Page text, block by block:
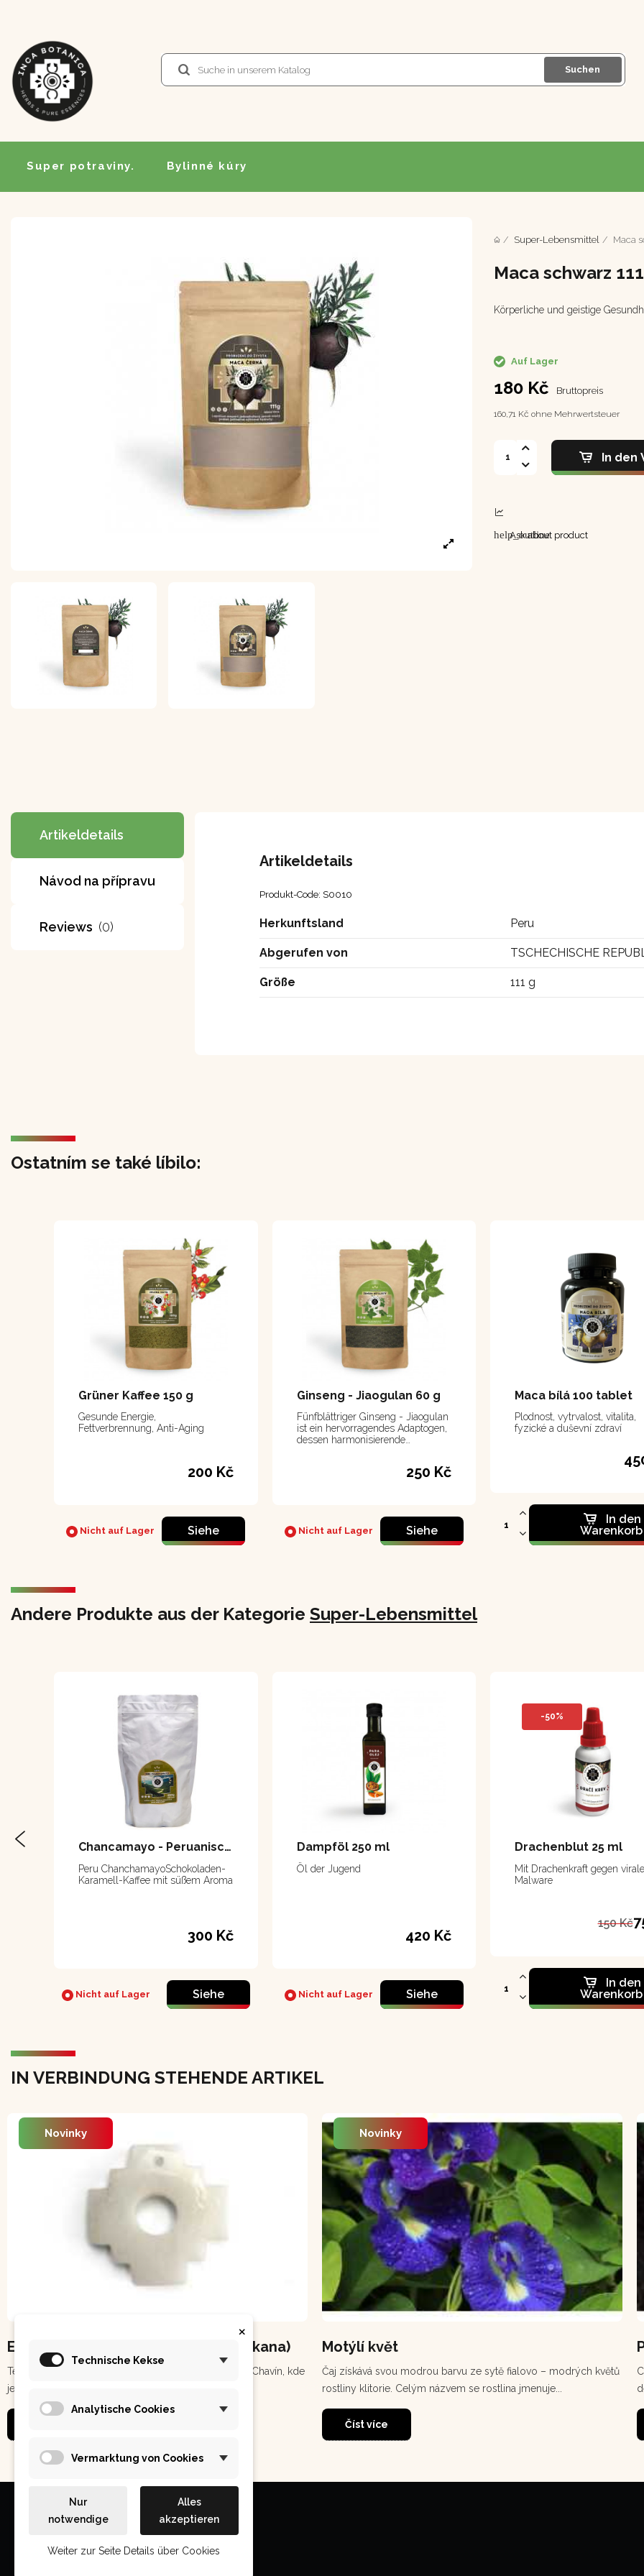
Suchen
Super potraviny. Bylinné kúry
Super-Lebensmittel Maca
Maca schwarz
Körperliche und geistige
Auf Lager
180 Kč Bruttopreis
160,71 Kč ohne Mehrwertsteuer
In den
help_outline
Ask about product
Artikeldetails
Návod na přípravu
Reviews (0)
Artikeldetails
Produkt-Code: S0010
Herkunftsland Peru
Abgerufen von TSCHECHISCHE
Größe 111 g
Ostatním se také líbilo:
Grüner Kaffee 150 g
Gesunde Energie,
Fettverbrennung, Anti-Aging
200 Kč
Nicht auf Lager Siehe
Ginseng - Jiaogulan 60 g
Fünfblättriger Ginseng - Jiaogulan
ist ein hervorragendes Adaptogen,
dessen harmonisierende
den Körper vor schädlichen250 Kč
Nicht auf Lager Siehe
Maca bílá 100 tablet
Plodnost, vytrvalost, vitalita,
fyzické a duševní zdraví
In den
Warenkorb
Andere Produkte aus der Kategorie Super-Lebensmittel
Chancamayo - Peruanischer Kaffee 250 g
Peru ChanchamayoSchokoladen-
Karamell-Kaffee mit süßem Aroma
300 Kč
Nicht auf Lager Siehe
Dampföl 250 ml
Öl der Jugend
420 Kč
Nicht auf Lager Siehe
-50%
Drachenblut 25 ml
Mit Drachenkraft gegen virale
Malware
150 Kč
In den
Warenkorb
IN VERBINDUNG STEHENDE ARTIKEL
Energetický zářič - Andský kříž (chakana)
Novinky
Tento tvarový energetický zářič pochází z městečka Chavín, kde
je v zemi postavena obrovská pyramida a v ní je...
Motýlí květ
Novinky
Čaj získává svou modrou barvu ze sytě fialovo – modrých květů
rostliny klitorie. Celým názvem se rostlina jmenuje...
Číst více
×
Technische Kekse
Analytische Cookies
Vermarktung von Cookies
Nur
notwendige
Alles
akzeptieren
Weiter zur Seite Details über Cookies